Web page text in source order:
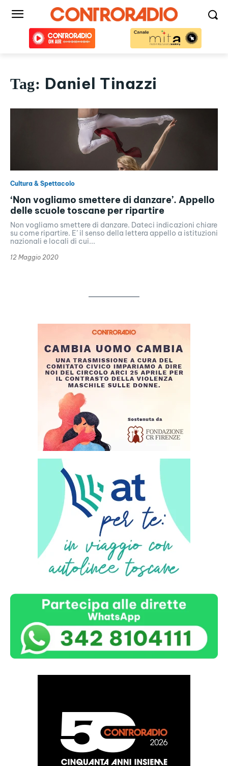
Tag: Daniel Tinazzi
Cultura & Spettacolo
‘Non vogliamo smettere di danzare’. Appello
delle scuole toscane per ripartire
Non vogliamo smettere di danzare. Dateci indicazioni chiare
su come ripartire. E’ il senso della lettera appello a istituzioni
nazionali e locali di cui...
12 Maggio 2020